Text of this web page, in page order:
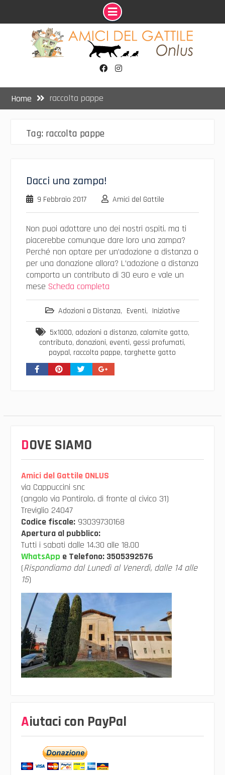
Home
raccolta pappe
Tag: raccolta pappe
Dacci una zampa!
9 Febbraio 2017 Amici del Gattile
Non puoi adottare uno dei nostri ospiti, ma ti
piacerebbe comunque dare loro una zampa?
Perché non optare per un’adozione a distanza o
per una donazione allora? L’adozione a distanza
comporta un contributo di 30 euro e vale un
mese Scheda completa
Adozioni a Distanza, Eventi, Iniziative
5x1000, adozioni a distanza, calamite gatto,
contributo, donazioni, eventi, gessi profumati,
paypal, raccolta pappe,targhette gatto
DOVE SIAMO
Amici del Gattile ONLUS
via Cappuccini snc
(angolo via Pontirolo, di fronte al civico 31)
Treviglio 24047
Codice fiscale:93039730168
Apertura al pubblico:
Tutti i sabati dalle 14.30 alle 18.00
WhatsApp e Telefono: 3505392576
(Rispondiamo dal Lunedì al Venerdì, dalle 14 alle
15)
Aiutaci con PayPal